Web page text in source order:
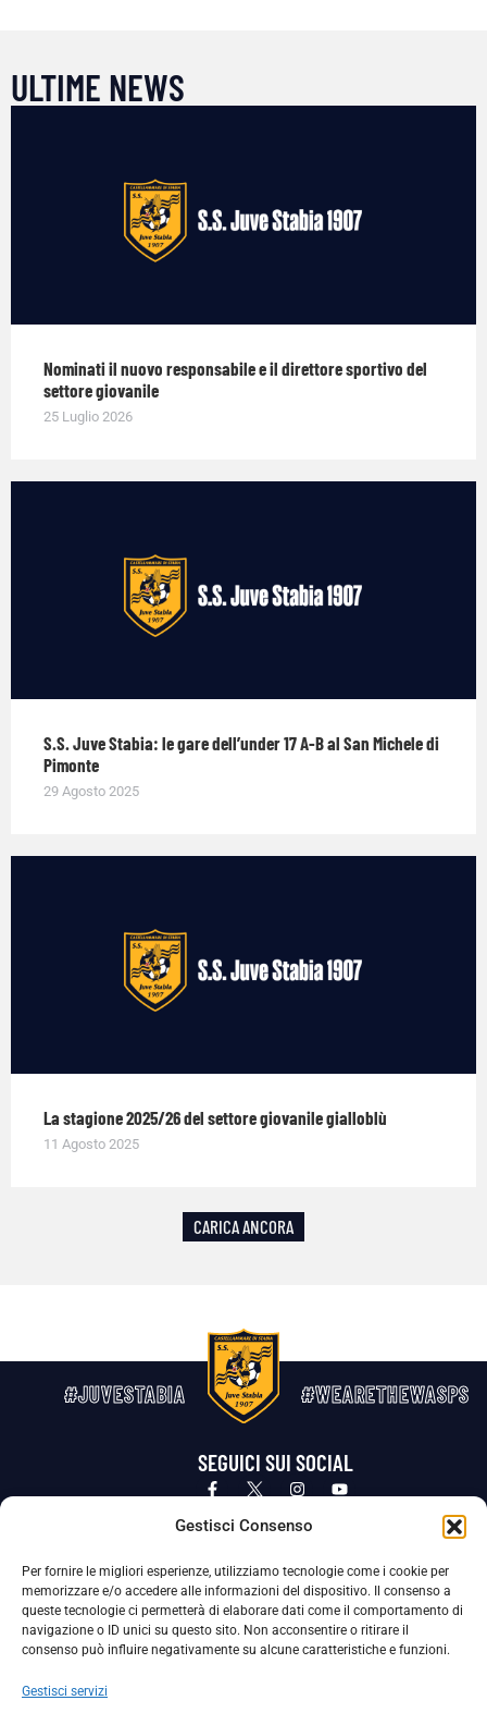
Gestisci Consenso
Per fornire le migliori esperienze, utilizziamo tecnologie come i cookie per
memorizzare e/o accedere alle informazioni del dispositivo. Il consenso a
queste tecnologie ci permetterà di elaborare dati come il comportamento di
navigazione o ID unici su questo sito. Non acconsentire o ritirare il
consenso può influire negativamente su alcune caratteristiche e funzioni.
Gestisci servizi
ULTIME NEWS
Nominati il nuovo responsabile e il direttore sportivo del
settore giovanile
25 Luglio 2026
S.S. Juve Stabia: le gare dell’under 17 A-B al San Michele di
Pimonte
29 Agosto 2025
La stagione 2025/26 del settore giovanile gialloblù
11 Agosto 2025
CARICA ANCORA
#JUVESTABIA #WEARETHEWASPS
SEGUICI SUI SOCIAL
Privacy Policy Cookie Policy
La Società ha nominato il Responsabile della Protezione dei Dati Personali (DPO), figura specializzata che vigila sulle modalità
adottate dalla nostra Società per tutelare i Suoi dati personali.
Per contattare il DPO può scrivere a